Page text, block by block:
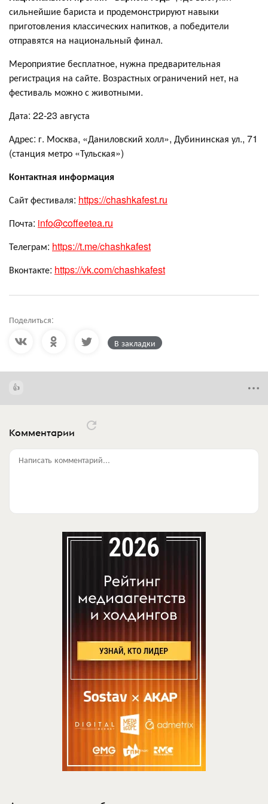
сильнейшие бариста и продемонстрируют навыки
приготовления классических напитков, а победители
отправятся на национальный финал.
Мероприятие бесплатное, нужна предварительная
регистрация на сайте. Возрастных ограничений нет, на
фестиваль можно с животными.
Дата: 22-23 августа
Адрес: г. Москва, «Даниловский холл», Дубининская ул., 71
(станция метро «Тульская»)
Контактная информация
Сайт фестиваля: https://chashkafest.ru
Почта: info@coffeetea.ru
Телеграм: https://t.me/chashkafest
Вконтакте: https://vk.com/chashkafest
Поделиться:
В закладки
Комментарии
Написать комментарий...